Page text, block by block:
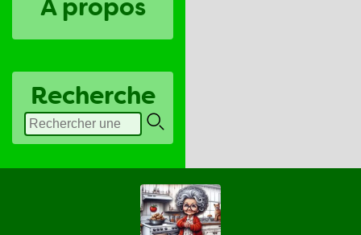
A propos
Recherche